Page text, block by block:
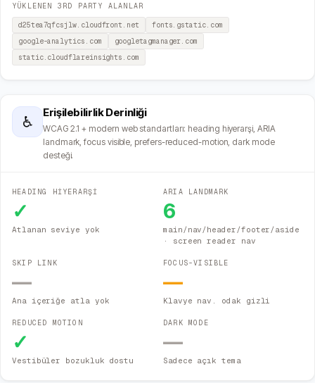
YÜKLENEN 3RD PARTY ALANLAR
d25tea7qfcsjlw.cloudfront.net
fonts.gstatic.com
google-analytics.com
googletagmanager.com
static.cloudflareinsights.com
♿
Erişilebilirlik Derinliği
WCAG 2.1 + modern web standartları: heading hiyerarşi, ARIA
landmark, focus visible, prefers-reduced-motion, dark mode
desteği.
HEADING HİYERARŞİ
✓
Atlanan seviye yok
ARIA LANDMARK
6
main/nav/header/footer/aside
· screen reader nav
SKIP LINK
—
Ana içeriğe atla yok
FOCUS-VISIBLE
—
Klavye nav. odak gizli
REDUCED MOTION
✓
Vestibüler bozukluk dostu
DARK MODE
—
Sadece açık tema